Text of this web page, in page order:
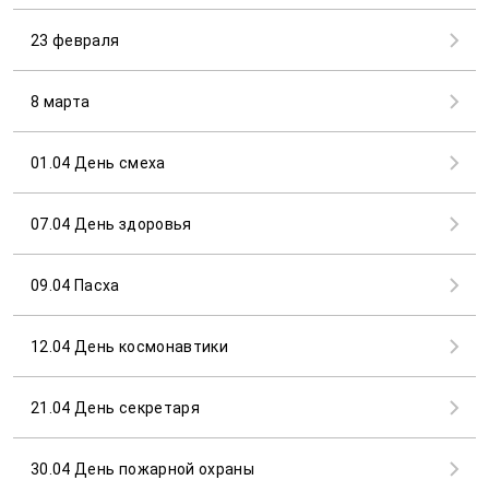
23 февраля
8 марта
01.04 День смеха
07.04 День здоровья
09.04 Пасха
12.04 День космонавтики
21.04 День секретаря
30.04 День пожарной охраны